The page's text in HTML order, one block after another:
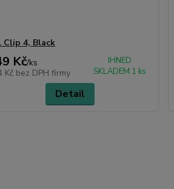
Clip 4, Black
Kč/ks
Kč bez DPH firmy
IHNED
SKLADEM 1 ks
Detail